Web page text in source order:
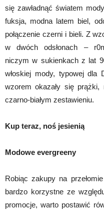
się zawładnąć światem
fuksja, modna latem biel,
połączenie czerni i bieli. Z
w dwóch odsłonach –
niczym w sukienkach z lat
włoskiej mody, typowej dla
wzorem okazały się
czarno-białym zestawieniu.
Kup teraz, noś jesienią
Modowe evergreeny
Robiąc zakupy na
bardzo korzystne ze
promocje, warto postawić